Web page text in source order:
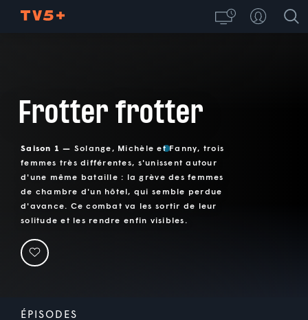
Frotter frotter
Saison 1 — Solange, Michèle et Fanny, trois
femmes très différentes, s'unissent autour
d'une même bataille : la grève des femmes
de chambre d'un hôtel, qui semble perdue
d'avance. Ce combat va les sortir de leur
solitude et les rendre enfin visibles.
ÉPISODES